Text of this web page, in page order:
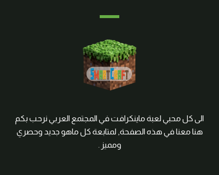
الى كل محبي لعبة ماينكرافت في المجتمع العربي نرحب بكم
هنا معنا في هذه الصفحة, لمتابعة كل ماهو جديد وحصري
ومميز .